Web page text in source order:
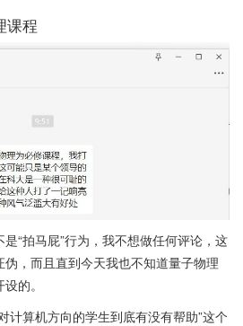
课程
“拍马屁”行为，我不想做任何评论，这
，而且直到今天我也不知道量子物理
的。
计算机方向的学生到底有没有帮助”这个